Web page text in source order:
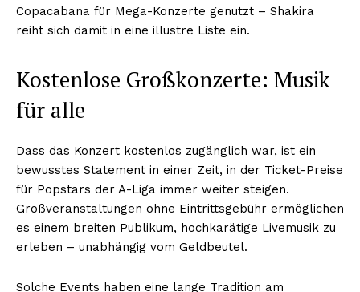
Copacabana für Mega-Konzerte genutzt – Shakira
reiht sich damit in eine illustre Liste ein.
Kostenlose Großkonzerte: Musik
für alle
Dass das Konzert kostenlos zugänglich war, ist ein
bewusstes Statement in einer Zeit, in der Ticket-Preise
für Popstars der A-Liga immer weiter steigen.
Großveranstaltungen ohne Eintrittsgebühr ermöglichen
es einem breiten Publikum, hochkarätige Livemusik zu
erleben – unabhängig vom Geldbeutel.
Solche Events haben eine lange Tradition am